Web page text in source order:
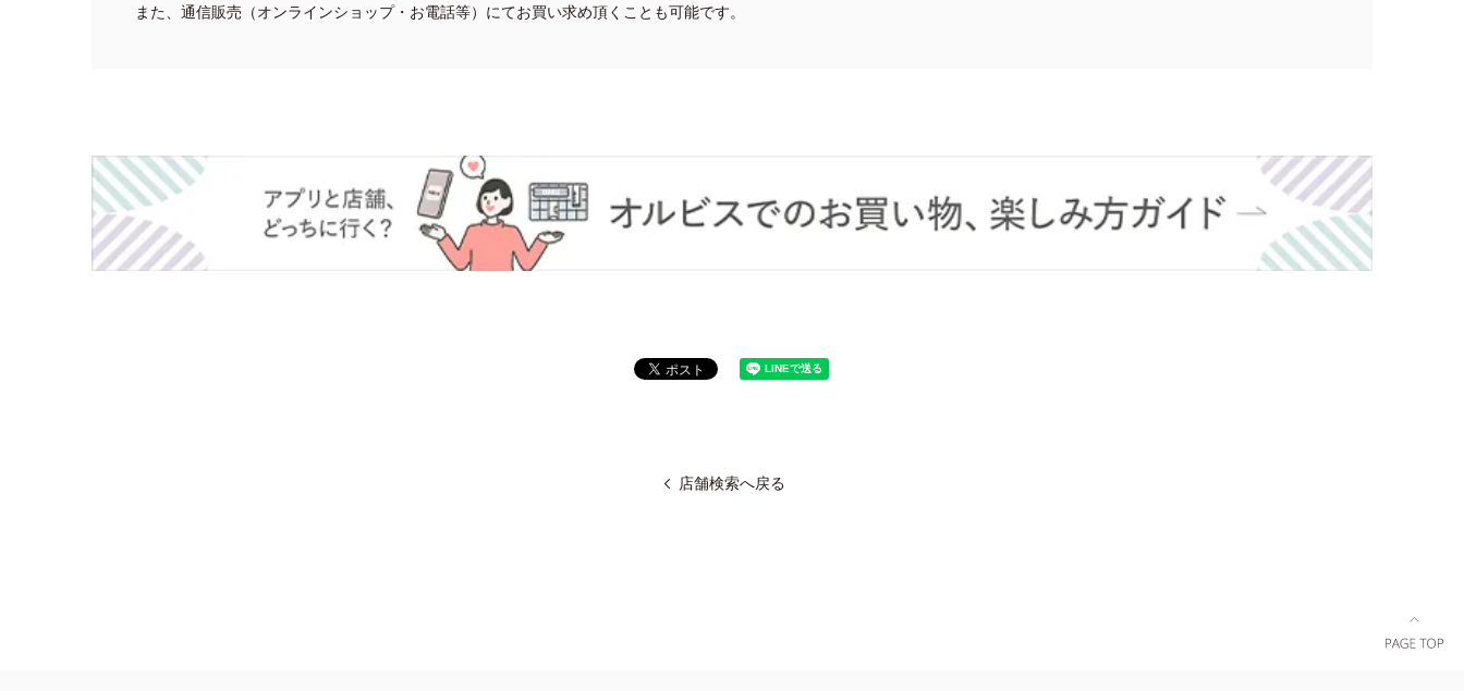
また、通信販売（オンラインショップ・お電話等）にてお買い求め頂くことも可能です。
店舗検索へ戻る